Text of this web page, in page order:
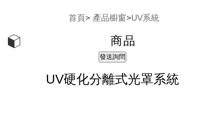
首頁> 產品櫥窗>UV系統
商品
UV硬化分離式光罩系統